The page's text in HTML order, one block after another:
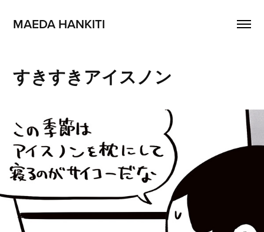
MAEDA HANKITI
すきすきアイスノン